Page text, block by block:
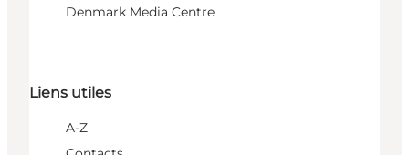
Denmark Media Centre
Liens utiles
A-Z